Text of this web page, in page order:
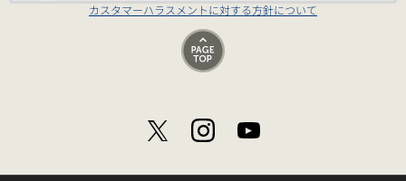
カスタマーハラスメントに対する方針について